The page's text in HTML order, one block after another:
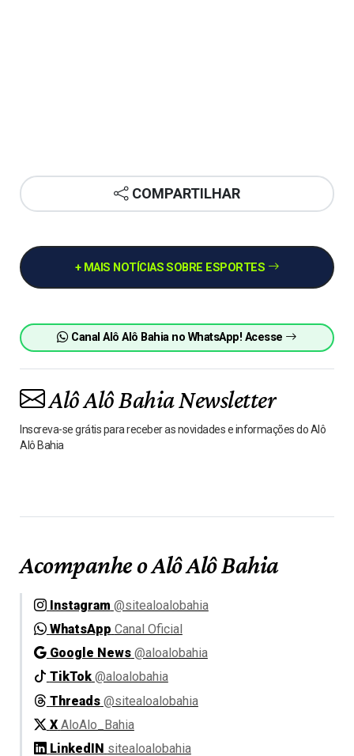
COMPARTILHAR
+ MAIS NOTÍCIAS SOBRE ESPORTES
Canal Alô Alô Bahia no WhatsApp! Acesse
Alô Alô Bahia Newsletter
Inscreva-se grátis para receber as novidades e informações do Alô
Alô Bahia
Acompanhe o Alô Alô Bahia
Instagram @sitealoalobahia
WhatsApp Canal Oficial
Google News @aloalobahia
TikTok @aloalobahia
Threads @sitealoalobahia
X AloAlo_Bahia
LinkedIN sitealoalobahia